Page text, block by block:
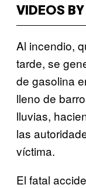
VIDEOS
Al incendio,
tarde, se
de gasolina
lleno de
lluvias,
las
víctima.
El fatal